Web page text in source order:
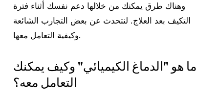
وهناك طرق يمكنك من خلالها دعم نفسك أثناء فترة
التكيف بعد العلاج. لنتحدث عن بعض التجارب الشائعة
وكيفية التعامل معها.
ما هو "الدماغ الكيميائي" وكيف يمكنك
التعامل معه؟